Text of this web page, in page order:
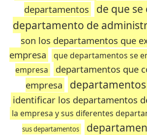
departamentos
de que se
departamento de
son los departamentos que
empresa
que departamentos se
empresa
departamentos que
empresa
identificar los departamentos
la empresa y sus diferentes
sus departamentos